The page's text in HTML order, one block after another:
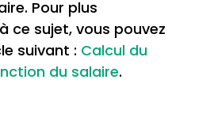
Pour plus
ce sujet, vous pouvez
suivant : Calcul du
du salaire.